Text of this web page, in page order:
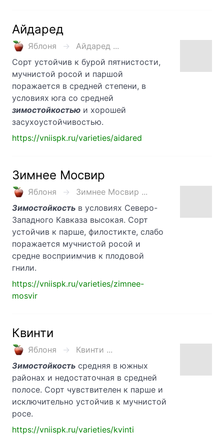
Айдаред
Яблоня
Айдаред ...
Сорт устойчив к бурой пятнистости,
мучнистой росой и паршой
поражается в средней степени, в
условиях юга со средней
зимостойкостью и хорошей
засухоустойчивостью.
https://vniispk.ru/varieties/aidared
Зимнее Мосвир
Яблоня
Зимнее Мосвир ...
Зимостойкость в условиях Северо-
Западного Кавказа высокая. Сорт
устойчив к парше, филостикте, слабо
поражается мучнистой росой и
средне восприимчив к плодовой
гнили.
https://vniispk.ru/varieties/zimnee-
mosvir
Квинти
Яблоня
Квинти ...
Зимостойкость средняя в южных
районах и недостаточная в средней
полосе. Сорт чувствителен к парше и
исключительно устойчив к мучнистой
росе.
https://vniispk.ru/varieties/kvinti